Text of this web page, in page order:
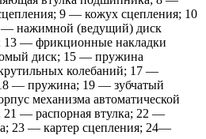
9 — кожух сцепления; 10
нажимной (ведущий) диск
13 — фрикционные накладки
диск; 15 — пружина
колебаний; 17 —
— пружина; 19 — зубчатый
механизма автоматической
21 — распорная втулка; 22 —
23 — картер сцепления; 24—